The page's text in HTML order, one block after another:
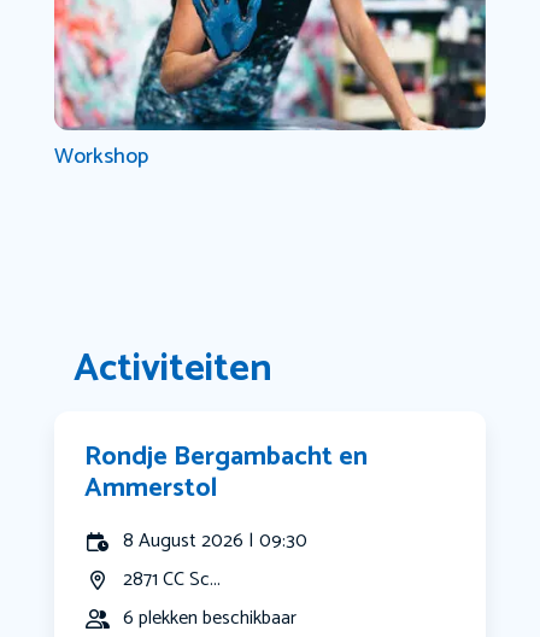
Workshop
Activiteiten
Rondje Bergambacht en
Ammerstol
8 August 2026 | 09:30
2871 CC Sc...
6 plekken beschikbaar